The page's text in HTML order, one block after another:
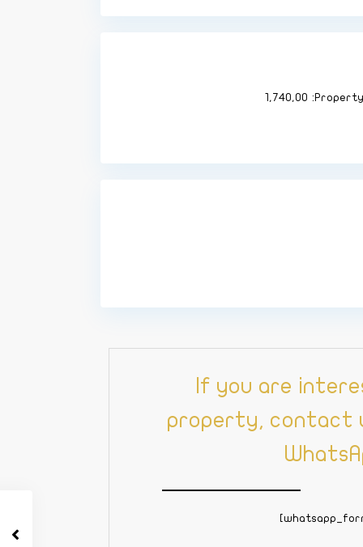
Property
1,740,00
If you are
property, contact